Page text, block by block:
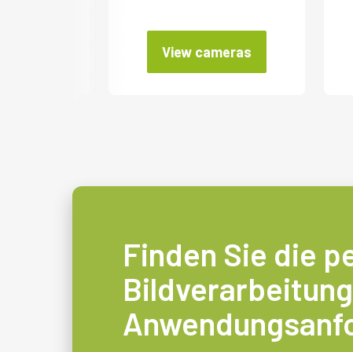
View cameras
Finden Sie die